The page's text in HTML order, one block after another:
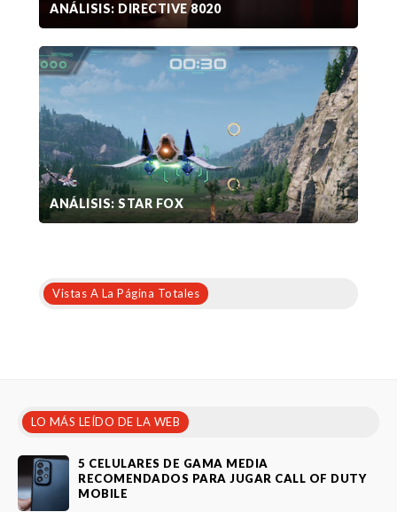
ANÁLISIS: DIRECTIVE 8020
ANÁLISIS: STAR FOX
Vistas A La Página Totales
LO MÁS LEÍDO DE LA WEB
5 CELULARES DE GAMA MEDIA
RECOMENDADOS PARA JUGAR CALL OF DUTY
MOBILE